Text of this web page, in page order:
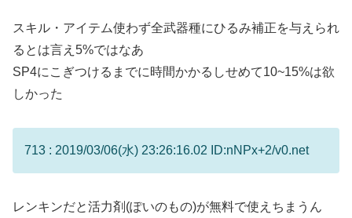
スキル・アイテム使わず全武器種にひるみ補正を与えられ
るとは言え5%ではなあ
SP4にこぎつけるまでに時間かかるしせめて10~15%は欲
しかった
713 : 2019/03/06(水) 23:26:16.02 ID:nNPx+2/v0.net
レンキンだと活力剤(ぽいのもの)が無料で使えちまうん